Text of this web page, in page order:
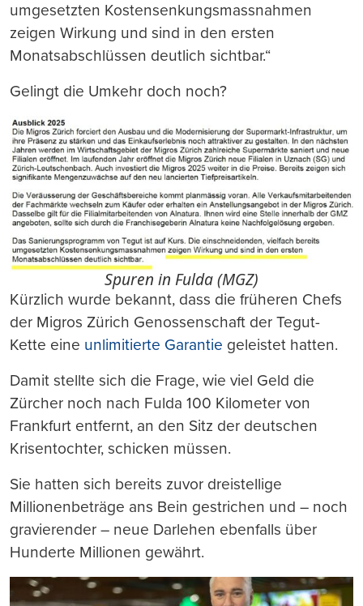
umgesetzten Kostensenkungsmassnahmen
zeigen Wirkung und sind in den ersten
Monatsabschlüssen deutlich sichtbar.“
Gelingt die Umkehr doch noch?
Spuren in Fulda (MGZ)
Kürzlich wurde bekannt, dass die früheren Chefs
der Migros Zürich Genossenschaft der Tegut-
Kette eine unlimitierte Garantie geleistet hatten.
Damit stellte sich die Frage, wie viel Geld die
Zürcher noch nach Fulda 100 Kilometer von
Frankfurt entfernt, an den Sitz der deutschen
Krisentochter, schicken müssen.
Sie hatten sich bereits zuvor dreistellige
Millionenbeträge ans Bein gestrichen und – noch
gravierender – neue Darlehen ebenfalls über
Hunderte Millionen gewährt.